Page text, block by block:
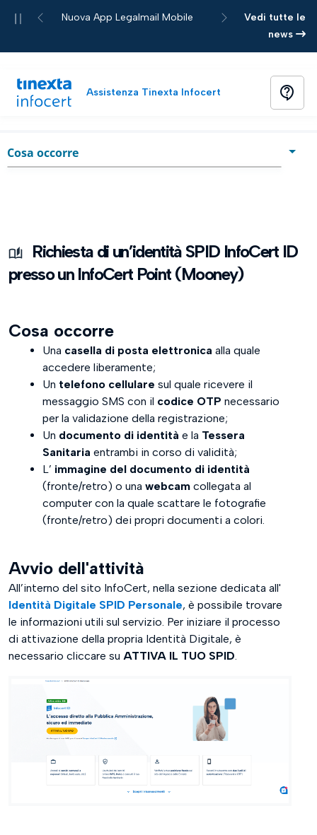
Pause Nuova App Legalmail Mobile
Previous Next
Vedi tutte le
news
Assistenza Tinexta Infocert contact_support
Cosa occorre
Dati di accesso e conferma della mail
Fase 1 - Documento di Riconoscimento
Fase 3 - processo terminato
Fine delle Attività
Richiesta di un’identità SPID InfoCert ID
presso un InfoCert Point (Mooney)
Cosa occorre
Una casella di posta elettronica alla quale
accedere liberamente;
Un telefono cellulare sul quale ricevere il
messaggio SMS con il codice OTP necessario
per la validazione della registrazione;
Un documento di identità e la Tessera
Sanitaria entrambi in corso di validità;
L’ immagine del documento di identità
(fronte/retro) o una webcam collegata al
computer con la quale scattare le fotografie
(fronte/retro) dei propri documenti a colori.
Avvio dell'attività
All’interno del sito InfoCert, nella sezione dedicata all'
Identità Digitale SPID Personale, è possibile trovare
le informazioni utili sul servizio. Per iniziare il processo
di attivazione della propria Identità Digitale, è
necessario cliccare su ATTIVA IL TUO SPID